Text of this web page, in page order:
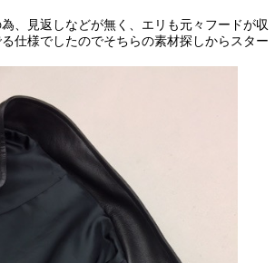
、見返しなどが無く、エリも元々フードが収
仕様でしたのでそちらの素材探しからスター